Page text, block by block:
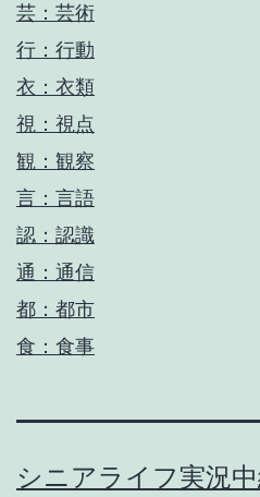
芸：芸術
行：行動
衣：衣類
視：視点
観：観察
言：言語
認：認識
通：通信
都：都市
食：食事
シニアライフ実況